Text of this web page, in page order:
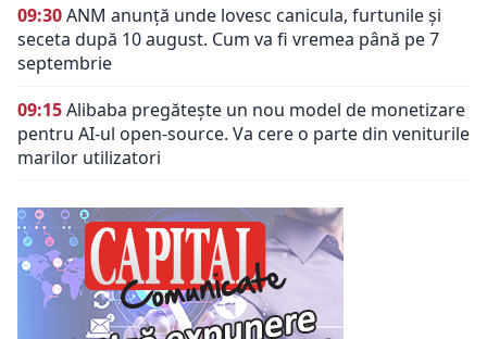
09:30ANM anunță unde lovesc canicula, furtunile și
seceta după 10 august. Cum va fi vremea până pe 7
septembrie
09:15Alibaba pregătește un nou model de monetizare
pentru AI-ul open-source. Va cere o parte din veniturile
marilor utilizatori